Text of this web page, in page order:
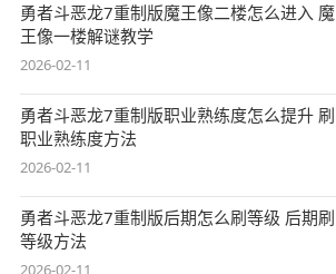
勇者斗恶龙7重制版魔王像二楼怎么进入 魔
王像一楼解谜教学
2026-02-11
勇者斗恶龙7重制版职业熟练度怎么提升 刷
职业熟练度方法
2026-02-11
勇者斗恶龙7重制版后期怎么刷等级 后期刷
等级方法
2026-02-11